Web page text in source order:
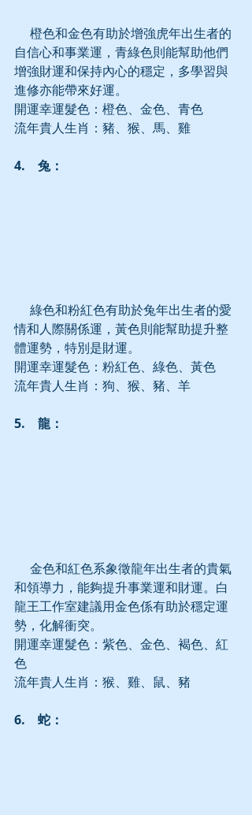
自信心和事業運，青綠色則能幫助他們
增強財運和保持內心的穩定，多學習與
進修亦能帶來好運。
開運幸運髮色：橙色、金色、青色
流年貴人生肖：豬、猴、馬、雞
4.　兔：
情和人際關係運，黃色則能幫助提升整
體運勢，特別是財運。
開運幸運髮色：粉紅色、綠色、黃色
流年貴人生肖：狗、猴、豬、羊
5.　龍：
和領導力，能夠提升事業運和財運。白
龍王工作室建議用金色係有助於穩定運
勢，化解衝突。
開運幸運髮色：紫色、金色、褐色、紅
色
流年貴人生肖：猴、雞、鼠、豬
6.　蛇：